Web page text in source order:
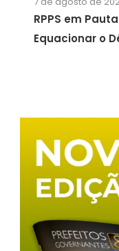
RPPS em
Equacionar o